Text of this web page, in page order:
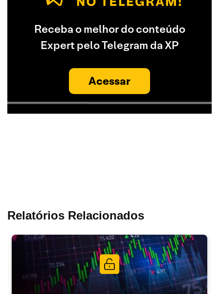
Receba o melhor do conteúdo
Expert pelo Telegram da XP
Acessar
Relatórios Relacionados